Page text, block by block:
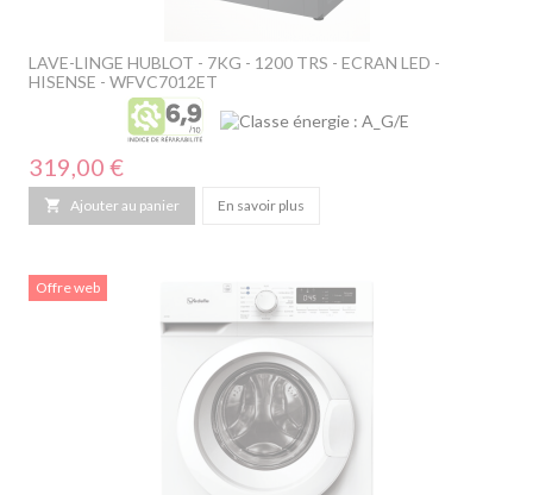
LAVE-LINGE HUBLOT - 7KG - 1200 TRS - ECRAN LED -
HISENSE - WFVC7012ET
Prix
319,00 €
 Ajouter au panier En savoir plus
Offre web